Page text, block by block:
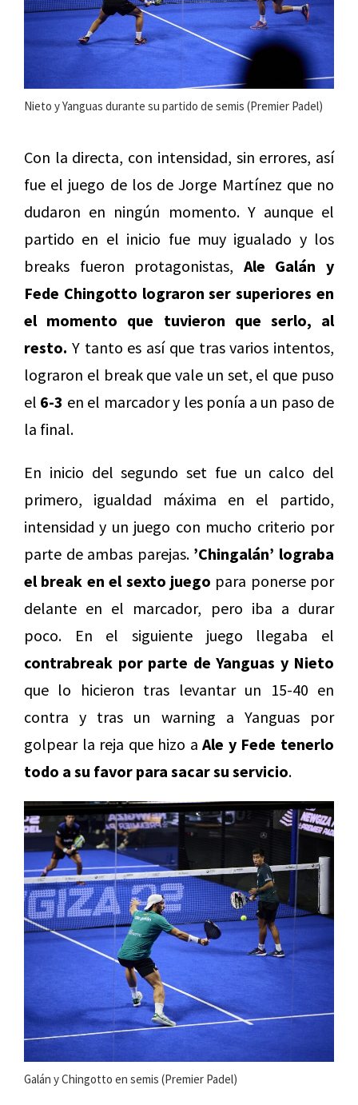
Nieto y Yanguas durante su partido de semis (Premier Padel)
Con la directa, con intensidad, sin errores, así
fue el juego de los de Jorge Martínez que no
dudaron en ningún momento. Y aunque el
partido en el inicio fue muy igualado y los
breaks fueron protagonistas, Ale Galán y
Fede Chingotto lograron ser superiores en
el momento que tuvieron que serlo, al
resto. Y tanto es así que tras varios intentos,
lograron el break que vale un set, el que puso
el 6-3 en el marcador y les ponía a un paso de
la final.
En inicio del segundo set fue un calco del
primero, igualdad máxima en el partido,
intensidad y un juego con mucho criterio por
parte de ambas parejas. ’Chingalán’ lograba
el break en el sexto juego para ponerse por
delante en el marcador, pero iba a durar
poco. En el siguiente juego llegaba el
contrabreak por parte de Yanguas y Nieto
que lo hicieron tras levantar un 15-40 en
contra y tras un warning a Yanguas por
golpear la reja que hizo aAle y Fede tenerlo
todo a su favor para sacar su servicio.
Galán y Chingotto en semis (Premier Padel)